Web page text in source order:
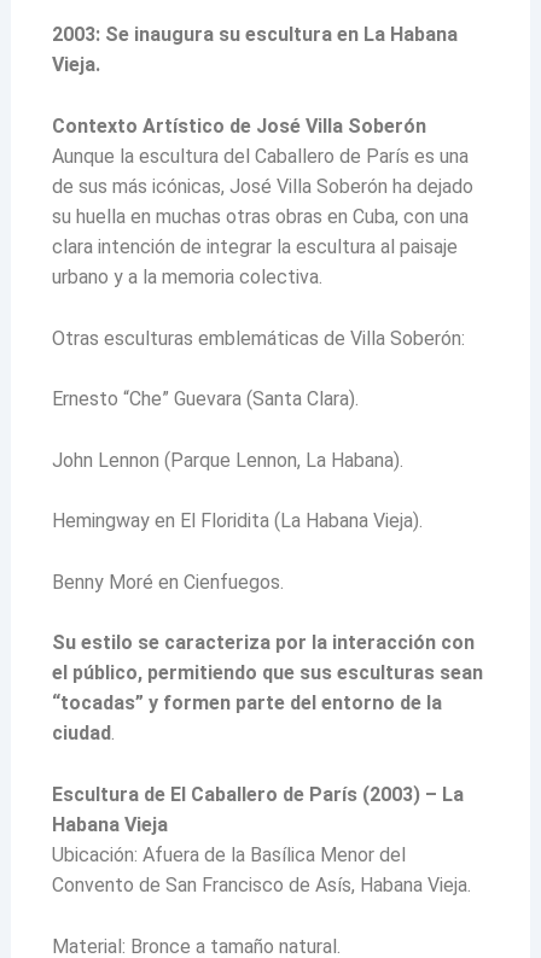
2003: Se inaugura su escultura en La Habana
Vieja.
Contexto Artístico de José Villa Soberón
Aunque la escultura del Caballero de París es una
de sus más icónicas, José Villa Soberón ha dejado
su huella en muchas otras obras en Cuba, con una
clara intención de integrar la escultura al paisaje
urbano y a la memoria colectiva.
Otras esculturas emblemáticas de Villa Soberón:
Ernesto “Che” Guevara (Santa Clara).
John Lennon (Parque Lennon, La Habana).
Hemingway en El Floridita (La Habana Vieja).
Benny Moré en Cienfuegos.
Su estilo se caracteriza por la interacción con
el público, permitiendo que sus esculturas sean
“tocadas” y formen parte del entorno de la
ciudad.
Escultura de El Caballero de París (2003) – La
Habana Vieja
Ubicación: Afuera de la Basílica Menor del
Convento de San Francisco de Asís, Habana Vieja.
Material: Bronce a tamaño natural.